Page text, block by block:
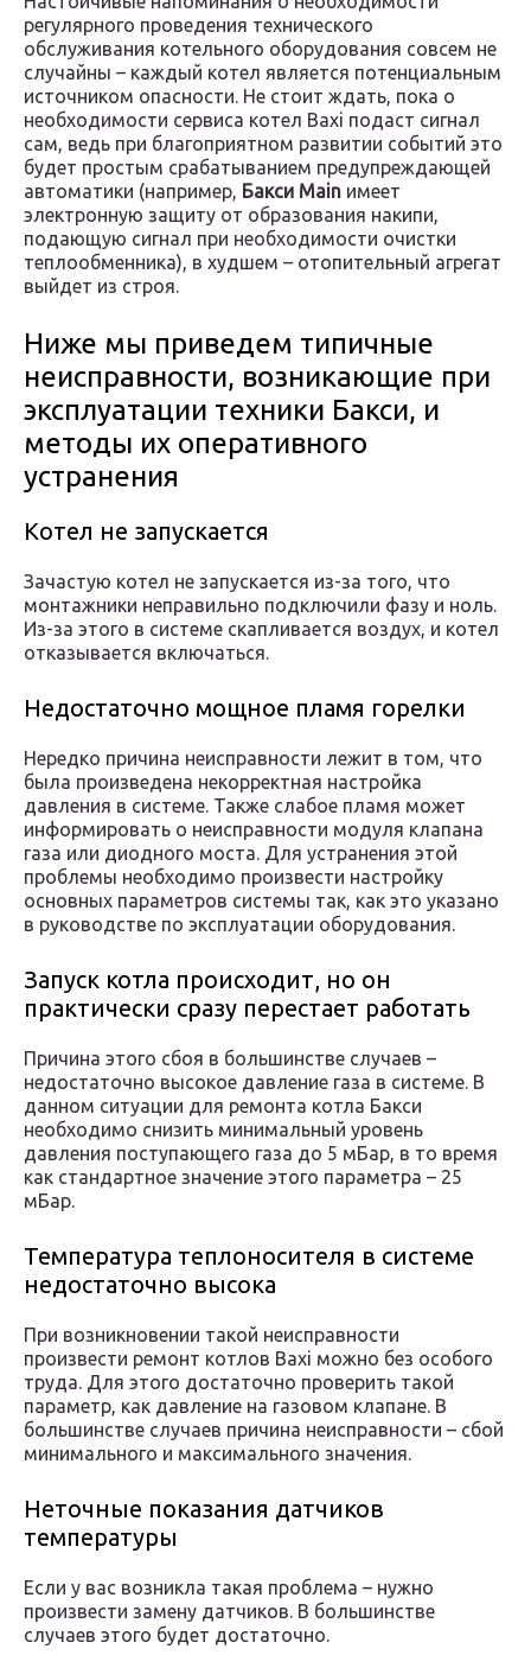
регулярного проведения технического
обслуживания котельного оборудования совсем не
случайны – каждый котел является потенциальным
источником опасности. Не стоит ждать, пока о
необходимости сервиса котел Baxi подаст сигнал
сам, ведь при благоприятном развитии событий это
будет простым срабатыванием предупреждающей
автоматики (например, Бакси Main имеет
электронную защиту от образования накипи,
подающую сигнал при необходимости очистки
теплообменника), в худшем – отопительный агрегат
выйдет из строя.
Ниже мы приведем типичные
неисправности, возникающие при
эксплуатации техники Бакси, и
методы их оперативного
устранения
Котел не запускается
Зачастую котел не запускается из-за того, что
монтажники неправильно подключили фазу и ноль.
Из-за этого в системе скапливается воздух, и котел
отказывается включаться.
Недостаточно мощное пламя горелки
Нередко причина неисправности лежит в том, что
была произведена некорректная настройка
давления в системе. Также слабое пламя может
информировать о неисправности модуля клапана
газа или диодного моста. Для устранения этой
проблемы необходимо произвести настройку
основных параметров системы так, как это указано
в руководстве по эксплуатации оборудования.
Запуск котла происходит, но он
практически сразу перестает работать
Причина этого сбоя в большинстве случаев –
недостаточно высокое давление газа в системе. В
данном ситуации для ремонта котла Бакси
необходимо снизить минимальный уровень
давления поступающего газа до 5 мБар, в то время
как стандартное значение этого параметра – 25
мБар.
Температура теплоносителя в системе
недостаточно высока
При возникновении такой неисправности
произвести ремонт котлов Baxi можно без особого
труда. Для этого достаточно проверить такой
параметр, как давление на газовом клапане. В
большинстве случаев причина неисправности – сбой
минимального и максимального значения.
Неточные показания датчиков
температуры
Если у вас возникла такая проблема – нужно
произвести замену датчиков. В большинстве
случаев этого будет достаточно.